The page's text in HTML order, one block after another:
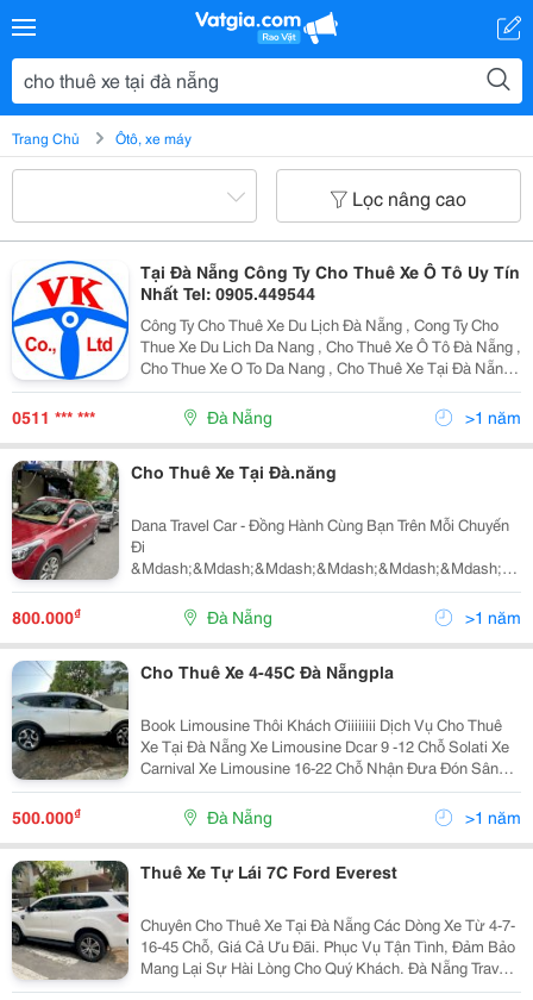
Trang Chủ Ôtô, xe máy
Lọc nâng cao
Tại Đà Nẵng Công Ty Cho Thuê Xe Ô Tô Uy Tín
Nhất Tel: 0905.449544
Công Ty Cho Thuê Xe Du Lịch Đà Nẵng , Cong Ty Cho
Thue Xe Du Lich Da Nang , Cho Thuê Xe Ô Tô Đà Nẵng ,
Cho Thue Xe O To Da Nang , Cho Thuê Xe Tại Đà Nẵng ,
Cho Thue Xe Tai Da Nang , Cho Thuê Xe Du Lịch Tại Đà
Nẵng , Cho Thue Xe Du Lich Tai Da Nang ,
0511 *** *** Đà Nẵng >1 năm
Cho Thuê Xe Tại Đà.năng
Dana Travel Car - Đồng Hành Cùng Bạn Trên Mỗi Chuyến
Đi
̂ ̉ - ̂ ̂̀ ́ ̂ ̣̂ : 0935 331 768...
800.000₫ Đà Nẵng >1 năm
Cho Thuê Xe 4-45C Đà Nẵngpla
Book Limousine Thôi Khách Ơiiiiiiii Dịch Vụ Cho Thuê
Xe Tại Đà Nẵng Xe Limousine Dcar 9 -12 Chỗ Solati Xe
Carnival Xe Limousine 16-22 Chỗ Nhận Đưa Đón Sân
Bay Nội Bài-Hà Nội / Nội Bài Đi Tỉnh Dịch Vụ Xe Du Lịch
Các Tỉnh ...
500.000₫ Đà Nẵng >1 năm
Thuê Xe Tự Lái 7C Ford Everest
Chuyên Cho Thuê Xe Tại Đà Nẵng Các Dòng Xe Từ 4-7-
16-45 Chỗ, Giá Cả Ưu Đãi. Phục Vụ Tận Tình, Đảm Bảo
Mang Lại Sự Hài Lòng Cho Quý Khách. Đà Nẵng Travel
Car Chúng Tôi Chuyên Cung Cấp Các Dịch Vụ Như Sau: